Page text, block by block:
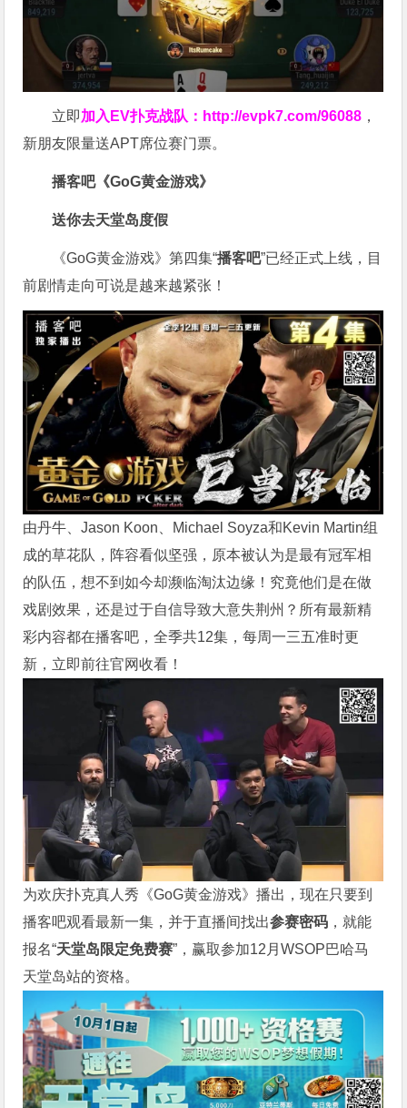
立即加入EV扑克战队： http://evpk7.com/96088 ，
新朋友限量送APT席位赛门票。
播客吧《GoG黄金游戏》
送你去天堂岛度假
《GoG黄金游戏》第四集“播客吧”已经正式上线，目
前剧情走向可说是越来越紧张！
由丹牛、Jason Koon、Michael Soyza和Kevin Martin组
成的草花队，阵容看似坚强，原本被认为是最有冠军相
的队伍，想不到如今却濒临淘汰边缘！ 究竟他们是在做
戏剧效果，还是过于自信导致大意失荆州？ 所有最新精
彩内容都在播客吧，全季共12集，每周一三五准时更
新，立即前往官网收看！
为欢庆扑克真人秀《GoG黄金游戏》播出，现在只要到
播客吧观看最新一集，并于直播间找出参赛密码 ，就能
报名“天堂岛限定免费赛”，赢取参加12月WSOP巴哈马
天堂岛站的资格。